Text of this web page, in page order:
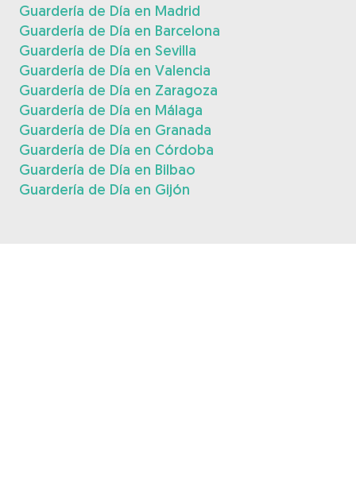
Guardería de Día en Madrid
Guardería de Día en Barcelona
Guardería de Día en Sevilla
Guardería de Día en Valencia
Guardería de Día en Zaragoza
Guardería de Día en Málaga
Guardería de Día en Granada
Guardería de Día en Córdoba
Guardería de Día en Bilbao
Guardería de Día en Gijón